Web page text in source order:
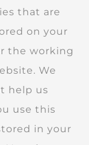
that are
on your
the working
We
help us
use this
in your